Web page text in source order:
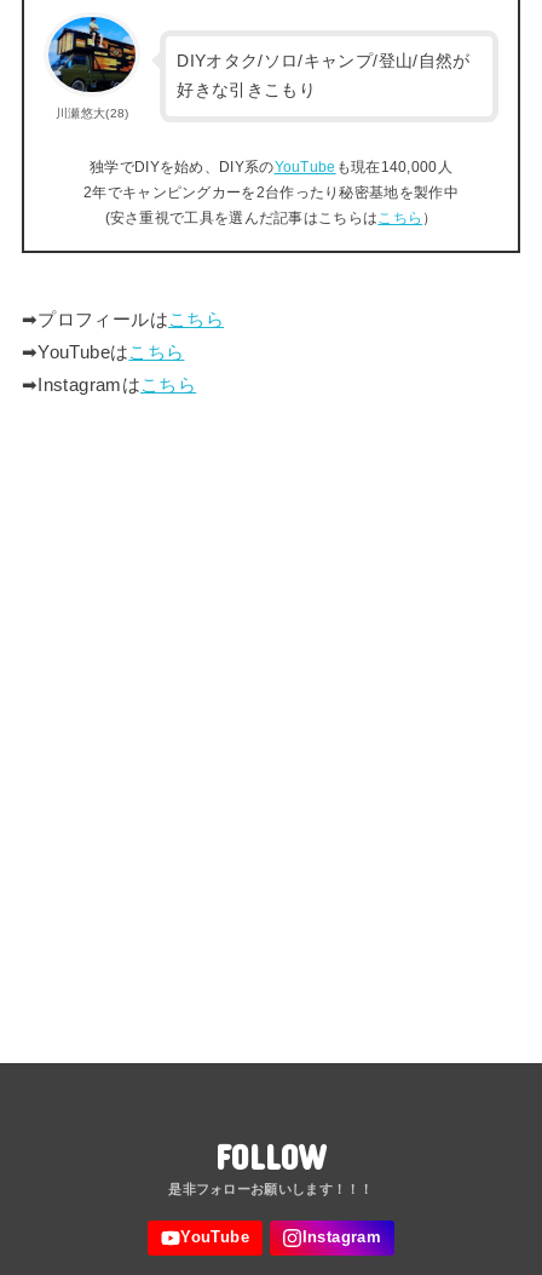
川瀬悠大(28)
DIYオタク/ソロ/キャンプ/登山/自然が
好きな引きこもり
独学でDIYを始め、DIY系のYouTube も現在140,000人
2年でキャンピングカーを2台作ったり秘密基地を製作中
(安さ重視で工具を選んだ記事はこちらは こちら ）
➡︎プロフィールはこちら
➡︎YouTubeはこちら
➡︎Instagramはこちら
FOLLOW